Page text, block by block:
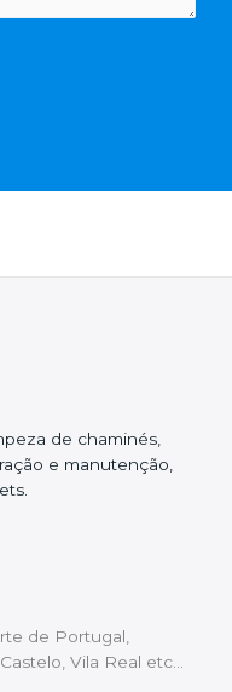
de chaminés,
e manutenção,
de Portugal,
Vila Real etc…